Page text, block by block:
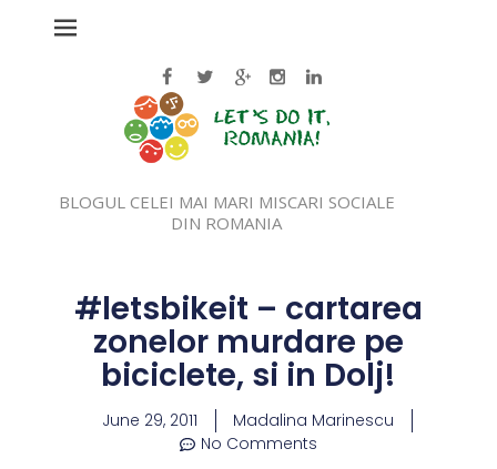
BLOGUL CELEI MAI MARI MISCARI SOCIALE
DIN ROMANIA
#letsbikeit – cartarea
zonelor murdare pe
biciclete, si in Dolj!
June 29, 2011
Madalina Marinescu
No Comments